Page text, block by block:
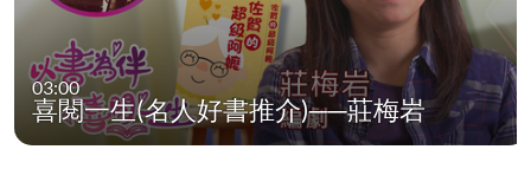
03:00
喜閱一生(名人好書推介)──莊梅岩